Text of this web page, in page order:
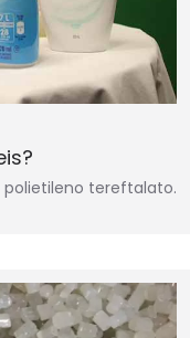
polietileno tereftalato.